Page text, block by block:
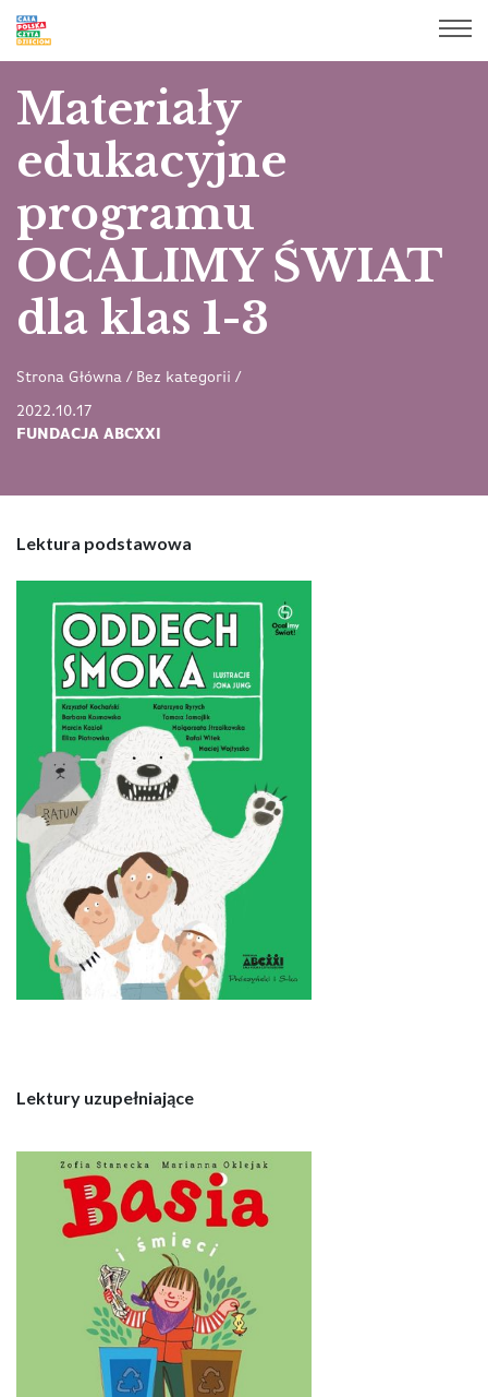
Materiały
edukacyjne
programu
OCALIMY ŚWIAT
dla klas 1-3
Strona Główna / Bez kategorii /
2022.10.17
FUNDACJA ABCXXI
Lektura podstawowa
Lektury uzupełniające